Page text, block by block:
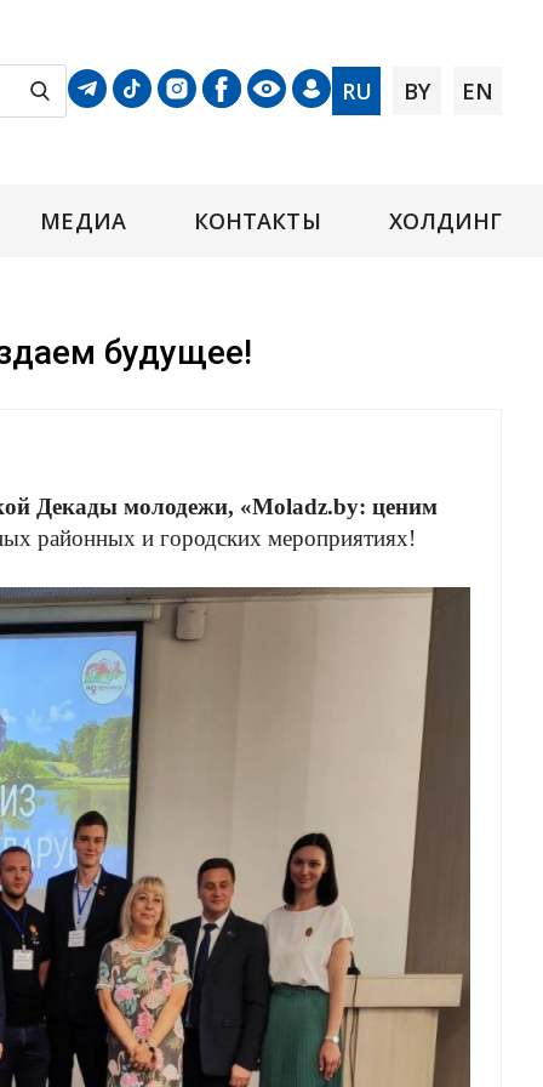
RU BY EN
МЕДИА КОНТАКТЫ ХОЛДИНГ
будущее!
Декады молодежи, «Moladz.by: ценим
районных и городских мероприятиях!